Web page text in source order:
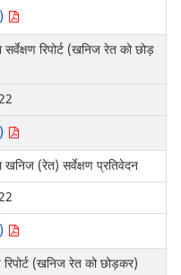
रिपोर्ट (खनिज रेत को छोड़
खनिज (रेत) सर्वेक्षण प्रतिवेदन
रिपोर्ट (खनिज रेत को छोड़कर)